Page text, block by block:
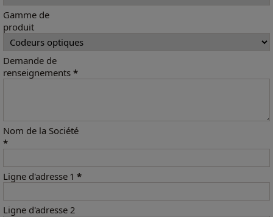
Gamme de
produit
Demande de
renseignements *
Nom de la Société
*
Ligne d'adresse 1 *
Ligne d'adresse 2